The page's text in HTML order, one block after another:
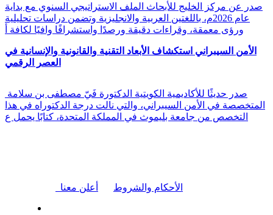
صدر عن مركز الخليج للأبحاث الملف الاستراتيجي السنوي مع بداية
عام 2026م، باللغتين العربية والانجليزية وتضمن دراسات تحليلية
ورؤى معمقة، وقراءات دقيقة ورصدًا واستشرافًا وافيًا لكافة أ
الأمن السيبراني استكشاف الأبعاد التقنية والقانونية والإنسانية في
العصر الرقمي
المتخصصة في الأمن السيبراني، والتي نالت درجة الدكتوراه في هذا
التخصص من جامعة بليموث في المملكة المتحدة، كتابًا يحمل ع
أعلن معنا الأحكام والشروط